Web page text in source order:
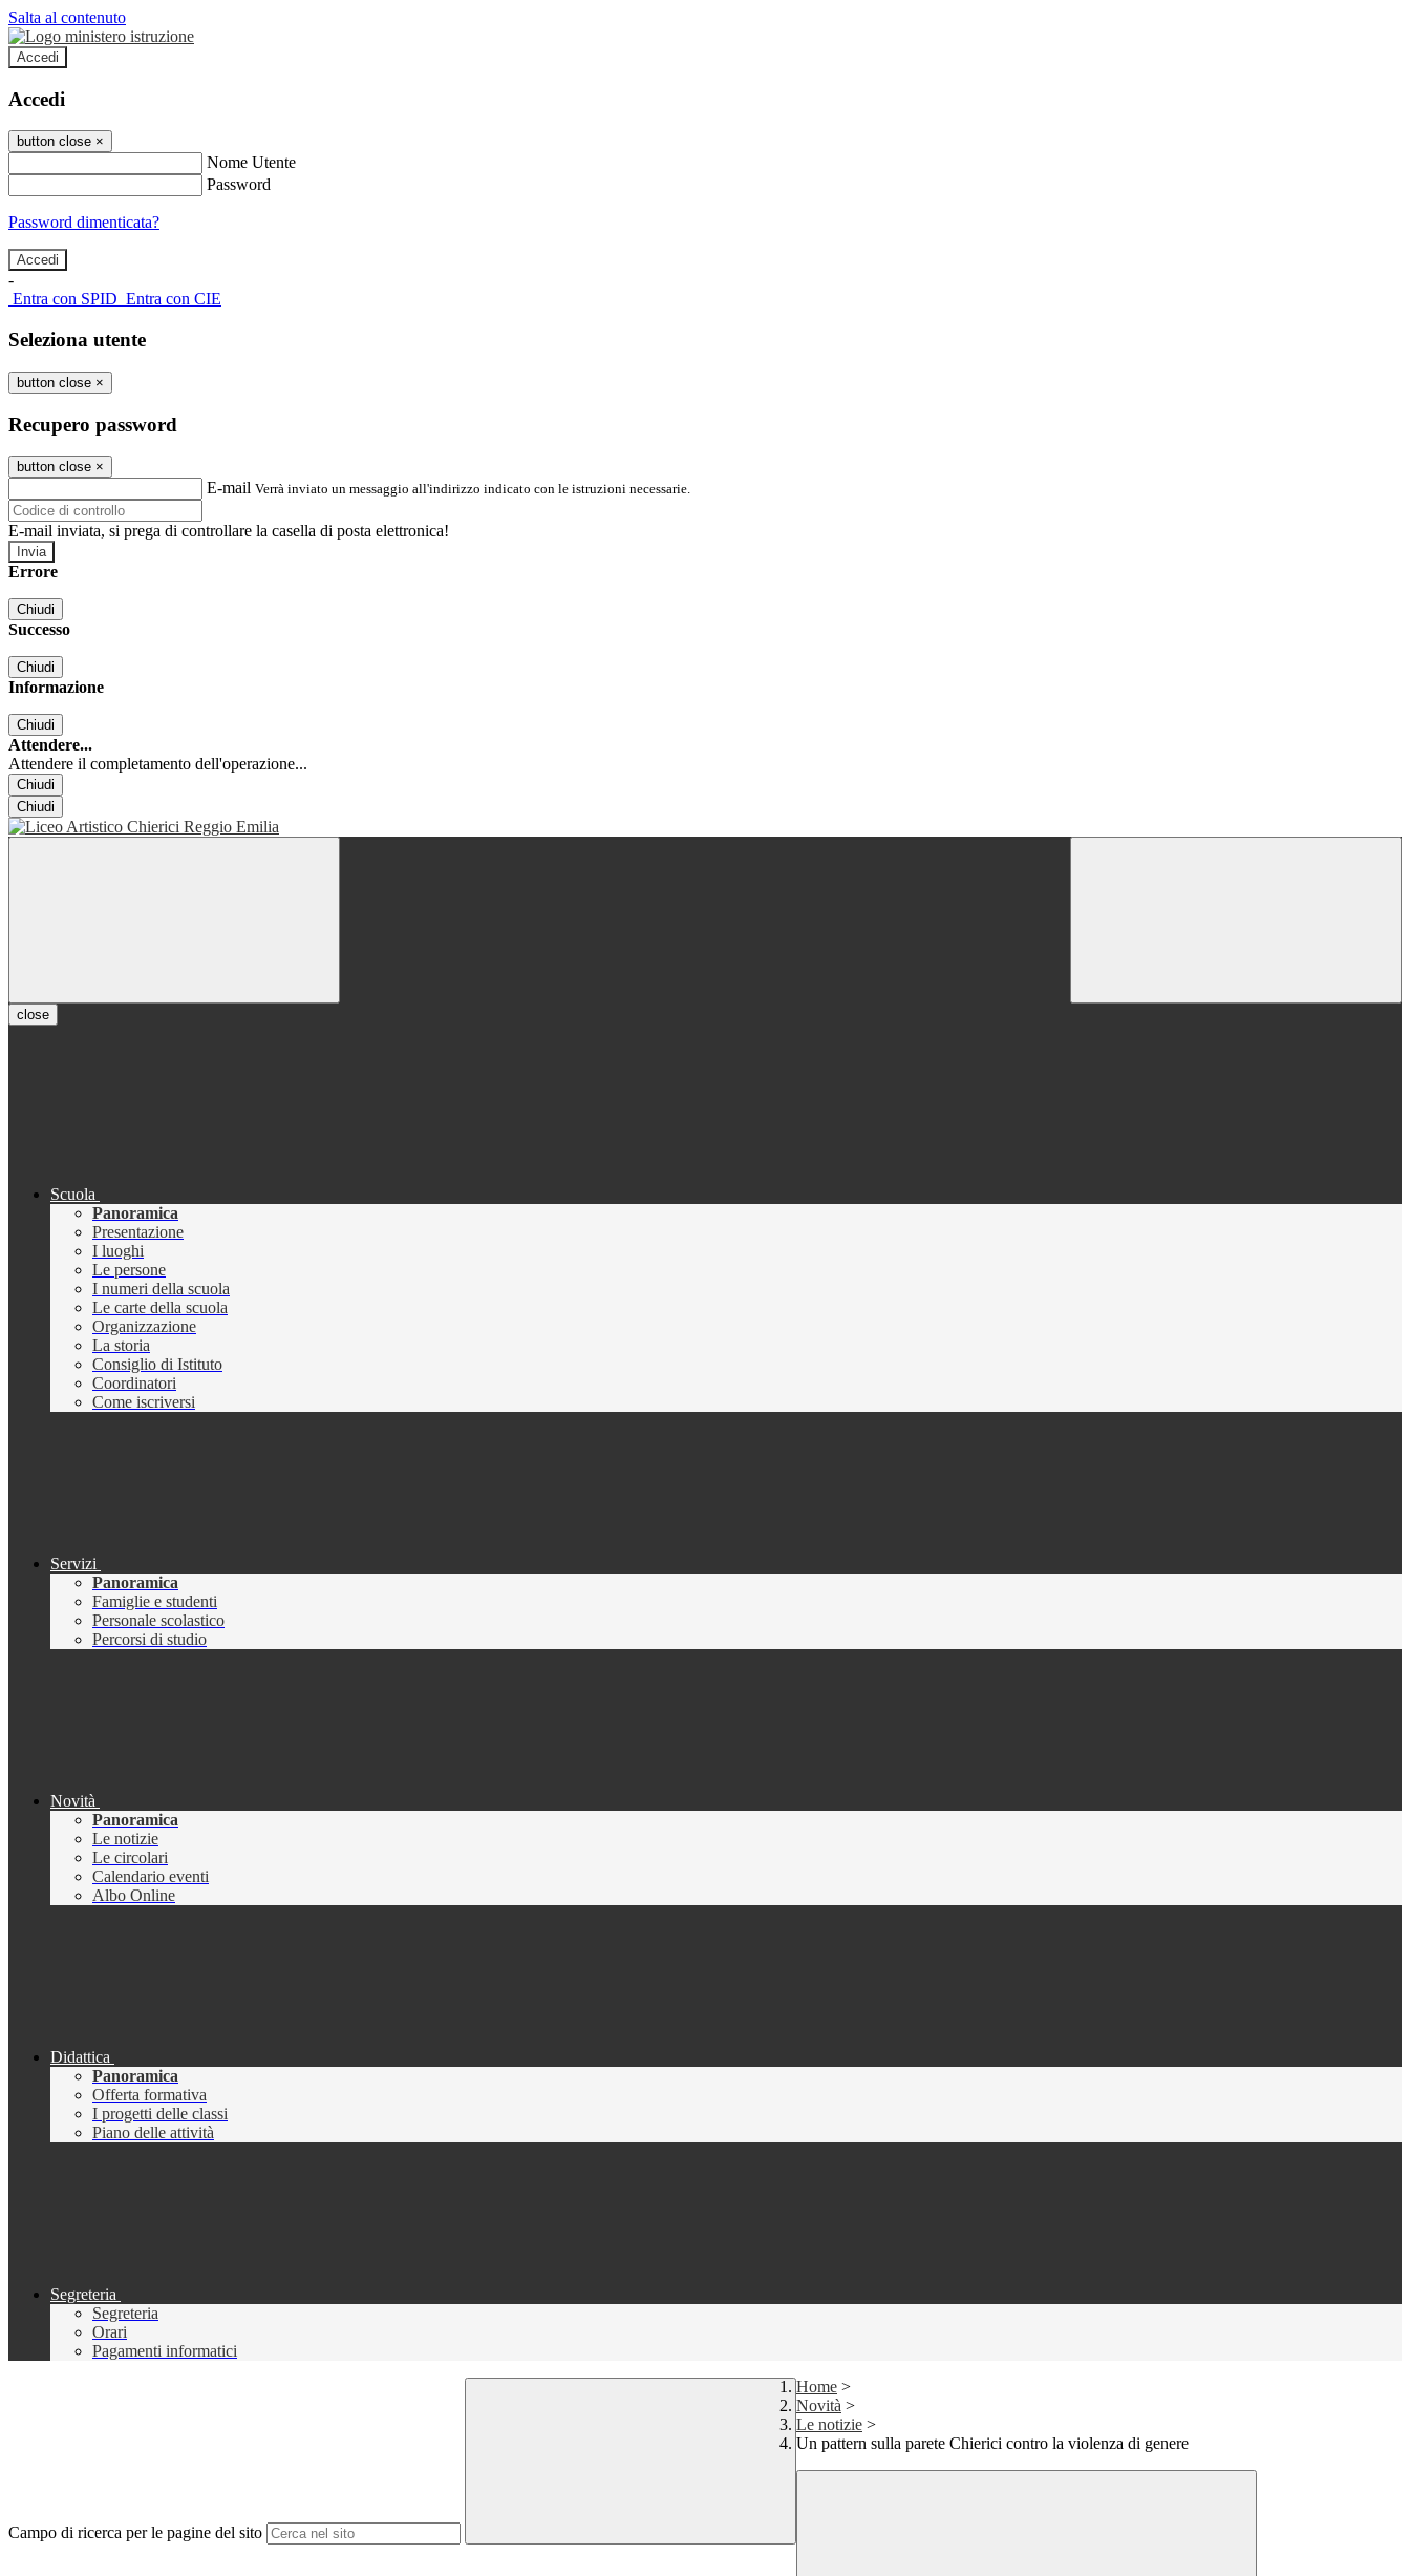
Salta al contenuto
Accedi
Accedi
button close ×
Nome Utente
Password
Password dimenticata?
-
Entra con SPID Entra con CIE
Seleziona utente
button close ×
Recupero password
button close ×
E-mail Verrà inviato un messaggio all'indirizzo indicato con le istruzioni necessarie.
E-mail inviata, si prega di controllare la casella di posta elettronica!
Errore
Chiudi
Successo
Chiudi
Informazione
Chiudi
Attendere...
Attendere il completamento dell'operazione...
Chiudi
Chiudi
close
Scuola
Panoramica
Presentazione
I luoghi
Le persone
I numeri della scuola
Le carte della scuola
Organizzazione
La storia
Consiglio di Istituto
Coordinatori
Come iscriversi
Servizi
Panoramica
Famiglie e studenti
Personale scolastico
Percorsi di studio
Novità
Panoramica
Le notizie
Le circolari
Calendario eventi
Albo Online
Didattica
Panoramica
Offerta formativa
I progetti delle classi
Piano delle attività
Segreteria
Segreteria
Orari
Pagamenti informatici
Campo di ricerca per le pagine del sito
Home >
Novità >
Le notizie >
Un pattern sulla parete Chierici contro la violenza di genere